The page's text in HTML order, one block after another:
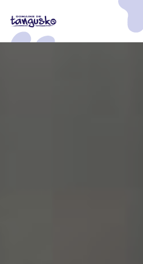
Panneau de gestion des cookies